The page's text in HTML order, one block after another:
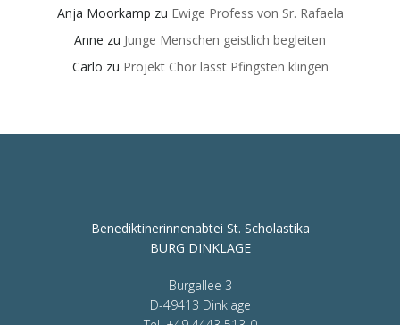
Anja Moorkamp zu Ewige Profess von Sr. Rafaela
Anne zu Junge Menschen geistlich begleiten
Carlo zu Projekt Chor lässt Pfingsten klingen
Benediktinerinnenabtei St. Scholastika
BURG DINKLAGE
Burgallee 3
D-49413 Dinklage